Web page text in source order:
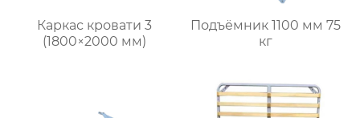
Каркас кровати 3
(1800×2000 мм)
Подъёмник 1100 мм 75
кг